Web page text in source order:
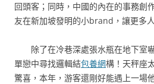
回頭客；同時，中國的內在的事務創
友在新加坡發明的小brand，讓更多
除了在冷巷深處張水瓶在地下室
單戀中尋找邏輯結包養網構！天秤座
驚喜，本年，游客還剛好能遇上一場